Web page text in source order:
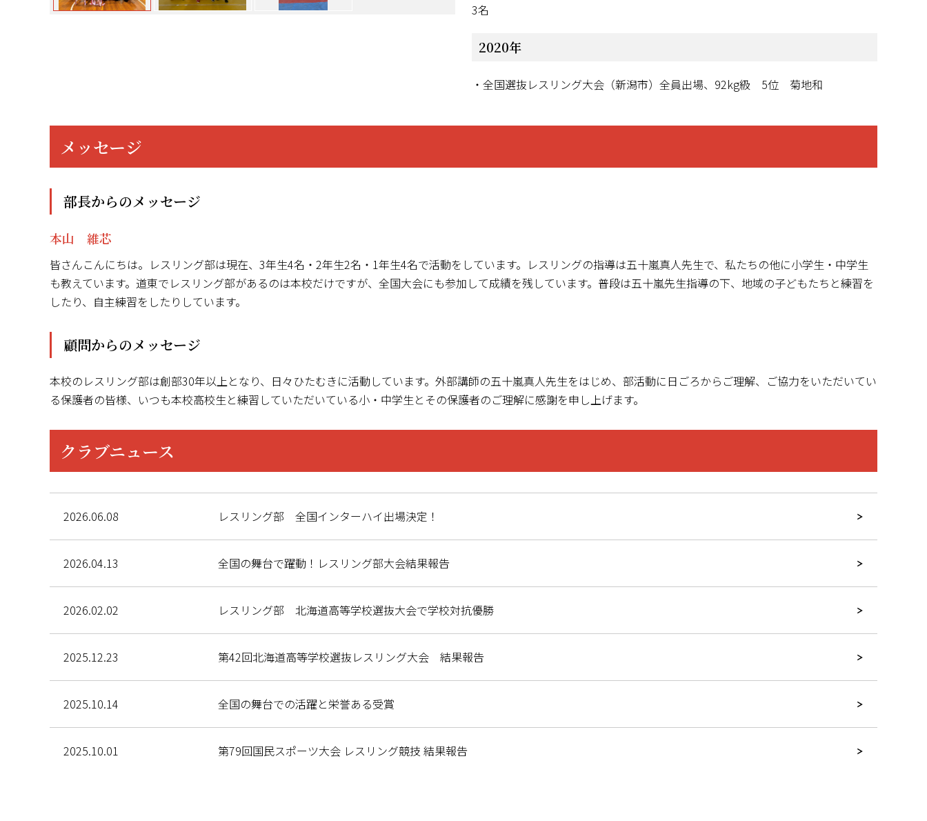
3名
2020年
・全国選抜レスリング大会（新潟市）全員出場、92kg級 5位 菊地和
メッセージ
部長からのメッセージ
本山 維芯
皆さんこんにちは。レスリング部は現在、 3年生4名・ 2年生2名・ 1年生4名で活動をしています。レスリングの指導は五十嵐真人先生で、私たちの他に小学生・中学生
も教えています。道東でレスリング部があるのは本校だけですが、全国大会にも参加して成績を残しています。普段は五十嵐先生指導の下、地域の子どもたちと練習を
したり、自主練習をしたりしています。
顧問からのメッセージ
本校のレスリング部は創部30年以上となり、日々ひたむきに活動しています。外部講師の五十嵐真人先生をはじめ、部活動に日ごろからご理解、ご協力をいただいてい
る保護者の皆様、いつも本校高校生と練習していただいている小・中学生とその保護者のご理解に感謝を申し上げます。
クラブニュース
2026.06.08 レスリング部 全国インターハイ出場決定！
2026.04.13 全国の舞台で躍動！レスリング部大会結果報告
2026.02.02 レスリング部 北海道高等学校選抜大会で学校対抗優勝
2025.12.23 第42回北海道高等学校選抜レスリング大会 結果報告
2025.10.14 全国の舞台での活躍と栄誉ある受賞
2025.10.01 第79回国民スポーツ大会 レスリング競技 結果報告